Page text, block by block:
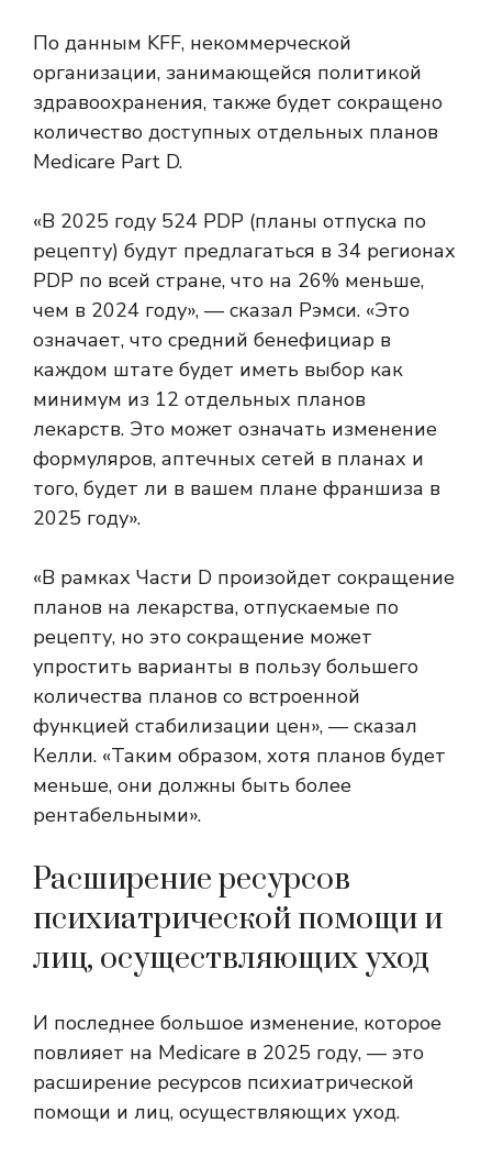
По данным KFF, некоммерческой
организации, занимающейся политикой
здравоохранения, также будет сокращено
количество доступных отдельных планов
Medicare Part D.
«В 2025 году 524 PDP (планы отпуска по
рецепту) будут предлагаться в 34 регионах
PDP по всей стране, что на 26% меньше,
чем в 2024 году», — сказал Рэмси. «Это
означает, что средний бенефициар в
каждом штате будет иметь выбор как
минимум из 12 отдельных планов
лекарств. Это может означать изменение
формуляров, аптечных сетей в планах и
того, будет ли в вашем плане франшиза в
2025 году».
«В рамках Части D произойдет сокращение
планов на лекарства, отпускаемые по
рецепту, но это сокращение может
упростить варианты в пользу большего
количества планов со встроенной
функцией стабилизации цен», — сказал
Келли. «Таким образом, хотя планов будет
меньше, они должны быть более
рентабельными».
Расширение ресурсов
психиатрической помощи и
лиц, осуществляющих уход
И последнее большое изменение, которое
повлияет на Medicare в 2025 году, — это
расширение ресурсов психиатрической
помощи и лиц, осуществляющих уход.